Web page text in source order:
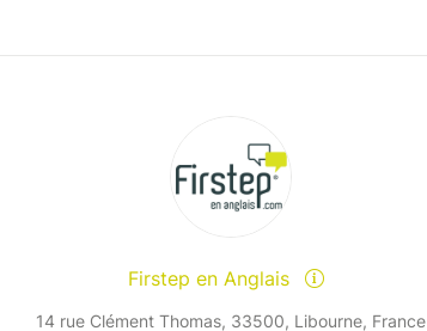
Firstep en Anglais
14 rue Clément Thomas, 33500, Libourne, France